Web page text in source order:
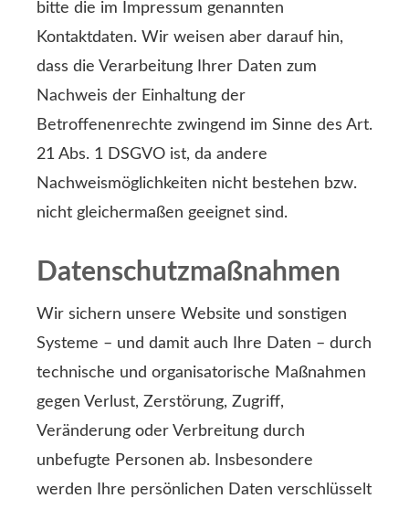
bitte die im Impressum genannten
Kontaktdaten. Wir weisen aber darauf hin,
dass die Verarbeitung Ihrer Daten zum
Nachweis der Einhaltung der
Betroffenenrechte zwingend im Sinne des Art.
21 Abs. 1 DSGVO ist, da andere
Nachweismöglichkeiten nicht bestehen bzw.
nicht gleichermaßen geeignet sind.
Datenschutzmaßnahmen
Wir sichern unsere Website und sonstigen
Systeme – und damit auch Ihre Daten – durch
technische und organisatorische Maßnahmen
gegen Verlust, Zerstörung, Zugriff,
Veränderung oder Verbreitung durch
unbefugte Per­sonen ab. Insbesondere
werden Ihre persönlichen Daten verschlüsselt